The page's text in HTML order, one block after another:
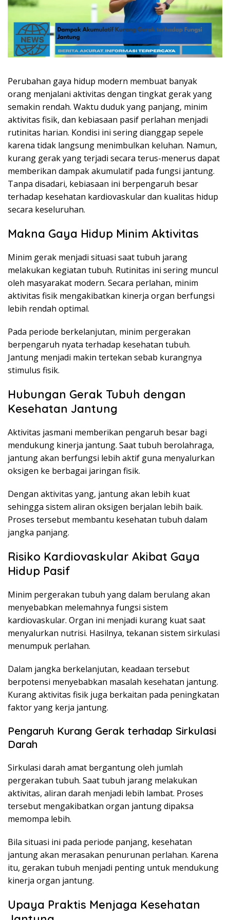
Perubahan gaya hidup modern membuat banyak
orang menjalani aktivitas dengan tingkat gerak yang
semakin rendah. Waktu duduk yang panjang, minim
aktivitas fisik, dan kebiasaan pasif perlahan menjadi
rutinitas harian. Kondisi ini sering dianggap sepele
karena tidak langsung menimbulkan keluhan. Namun,
kurang gerak yang terjadi secara terus-menerus dapat
memberikan dampak akumulatif pada fungsi jantung.
Tanpa disadari, kebiasaan ini berpengaruh besar
terhadap kesehatan kardiovaskular dan kualitas hidup
secara keseluruhan.
Makna Gaya Hidup Minim Aktivitas
Minim gerak menjadi situasi saat tubuh jarang
melakukan kegiatan tubuh. Rutinitas ini sering muncul
oleh masyarakat modern. Secara perlahan, minim
aktivitas fisik mengakibatkan kinerja organ berfungsi
lebih rendah optimal.
Pada periode berkelanjutan, minim pergerakan
berpengaruh nyata terhadap kesehatan tubuh.
Jantung menjadi makin tertekan sebab kurangnya
stimulus fisik.
Hubungan Gerak Tubuh dengan
Kesehatan Jantung
Aktivitas jasmani memberikan pengaruh besar bagi
mendukung kinerja jantung. Saat tubuh berolahraga,
jantung akan berfungsi lebih aktif guna menyalurkan
oksigen ke berbagai jaringan fisik.
Dengan aktivitas yang, jantung akan lebih kuat
sehingga sistem aliran oksigen berjalan lebih baik.
Proses tersebut membantu kesehatan tubuh dalam
jangka panjang.
Risiko Kardiovaskular Akibat Gaya
Hidup Pasif
Minim pergerakan tubuh yang dalam berulang akan
menyebabkan melemahnya fungsi sistem
kardiovaskular. Organ ini menjadi kurang kuat saat
menyalurkan nutrisi. Hasilnya, tekanan sistem sirkulasi
menumpuk perlahan.
Dalam jangka berkelanjutan, keadaan tersebut
berpotensi menyebabkan masalah kesehatan jantung.
Kurang aktivitas fisik juga berkaitan pada peningkatan
faktor yang kerja jantung.
Pengaruh Kurang Gerak terhadap Sirkulasi
Darah
Sirkulasi darah amat bergantung oleh jumlah
pergerakan tubuh. Saat tubuh jarang melakukan
aktivitas, aliran darah menjadi lebih lambat. Proses
tersebut mengakibatkan organ jantung dipaksa
memompa lebih.
Bila situasi ini pada periode panjang, kesehatan
jantung akan merasakan penurunan perlahan. Karena
itu, gerakan tubuh menjadi penting untuk mendukung
kinerja organ jantung.
Upaya Praktis Menjaga Kesehatan